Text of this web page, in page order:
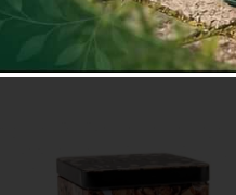
Detail